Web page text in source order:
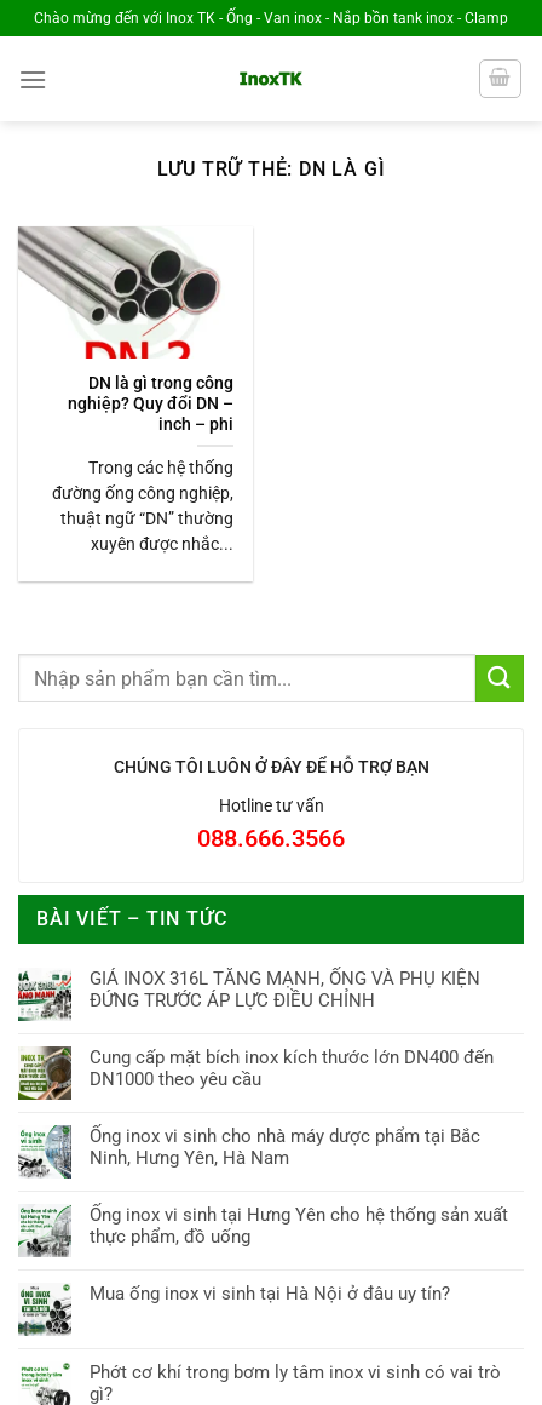
Chuyển
đến
nội
Chào mừng đến với Inox TK - Ống - Van inox - Nắp bồn tank inox - Clamp
LƯU TRỮ THẺ: DN LÀ GÌ
DN là gì trong công
nghiệp? Quy đổi DN –
inch – phi
Trong các hệ thống
đường ống công nghiệp,
thuật ngữ “DN” thường
xuyên được nhắc...
CHÚNG TÔI LUÔN Ở ĐÂY ĐỂ HỖ TRỢ BẠN
Hotline tư vấn
088.666.3566
BÀI VIẾT – TIN TỨC
GIÁ INOX 316L TĂNG MẠNH, ỐNG VÀ PHỤ KIỆN
ĐỨNG TRƯỚC ÁP LỰC ĐIỀU CHỈNH
Cung cấp mặt bích inox kích thước lớn DN400 đến
DN1000 theo yêu cầu
Ống inox vi sinh cho nhà máy dược phẩm tại Bắc
Ninh, Hưng Yên, Hà Nam
Ống inox vi sinh tại Hưng Yên cho hệ thống sản xuất
thực phẩm, đồ uống
Mua ống inox vi sinh tại Hà Nội ở đâu uy tín?
Phớt cơ khí trong bơm ly tâm inox vi sinh có vai trò
gì?